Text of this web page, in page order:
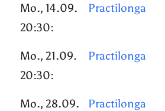
Mo., 14.09.
20:30:
Practilonga
Mo., 21.09.
20:30:
Practilonga
Mo., 28.09.
Practilonga